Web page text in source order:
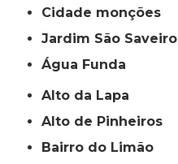
cidade monções
jardim São Saveiro
Água Funda
Alto da Lapa
Alto de Pinheiros
Bairro do Limão